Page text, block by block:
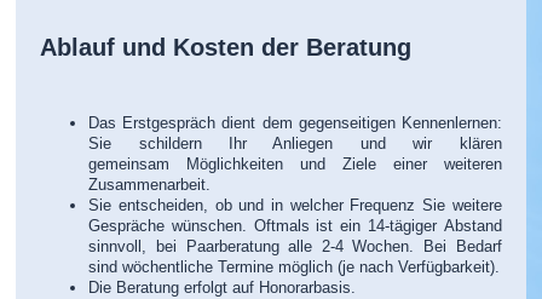
Ablauf und Kosten der Beratung
Das Erstgespräch dient dem gegenseitigen Kennenlernen:
Sie schildern Ihr Anliegen und wir klären
gemeinsam Möglichkeiten und Ziele einer weiteren
Zusammenarbeit.
Sie entscheiden, ob und in welcher Frequenz Sie weitere
Gespräche wünschen. Oftmals ist ein 14-tägiger Abstand
sinnvoll, bei Paarberatung alle 2-4 Wochen. Bei Bedarf
sind wöchentliche Termine möglich (je nach Verfügbarkeit).
Die Beratung erfolgt auf Honorarbasis.